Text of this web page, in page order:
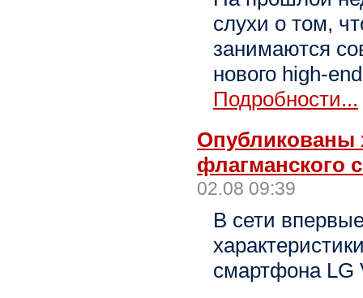
слухи о том,
занимаются
нового high-
Подробности...
Опубликованы
флагманского
02.08 09:39
В сети
смартфона